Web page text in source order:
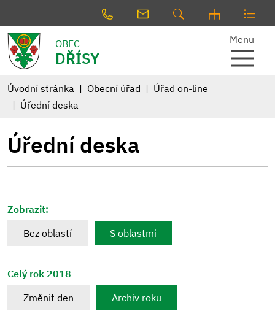
OBEC
DŘÍSY
Menu
Úvodní stránka Obecní úřad
Úřad on-line
Úřední deska
Úřední deska
Zobrazit:
Bez oblastí
S oblastmi
Celý rok 2018
Změnit den
Archiv roku